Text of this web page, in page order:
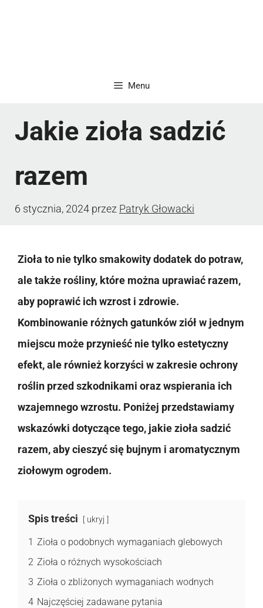
Menu
Jakie zioła sadzić
razem
6 stycznia, 2024 przez Patryk Głowacki
Zioła to nie tylko smakowity dodatek do potraw,
ale także rośliny, które można uprawiać razem,
aby poprawić ich wzrost i zdrowie.
Kombinowanie różnych gatunków ziół w jednym
miejscu może przynieść nie tylko estetyczny
efekt, ale również korzyści w zakresie ochrony
roślin przed szkodnikami oraz wspierania ich
wzajemnego wzrostu. Poniżej przedstawiamy
wskazówki dotyczące tego, jakie zioła sadzić
razem, aby cieszyć się bujnym i aromatycznym
ziołowym ogrodem.
Spis treści ukryj
1 Zioła o podobnych wymaganiach glebowych
2 Zioła o różnych wysokościach
3 Zioła o zbliżonych wymaganiach wodnych
4 Najczęściej zadawane pytania